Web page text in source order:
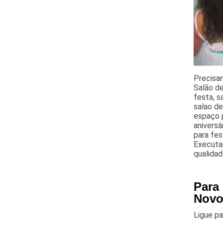
Salão
festa,
salao
espaço
para
Ligue